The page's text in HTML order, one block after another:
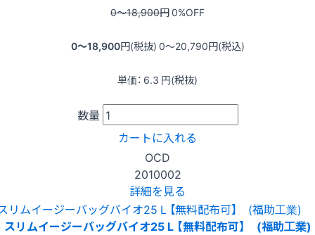
0〜18,900円0%OFF
0〜18,900円(税抜) 0〜20,790円(税込)
単価： 6.3 円(税抜)
数量
カートに入れる
OCD
2010002
詳細を見る
スリムイージーバッグバイオ25 L 【無料配布可】 (福助工業)